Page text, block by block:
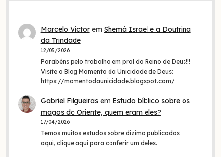
Marcelo Victorem Shemá Israel e a Doutrina
da Trindade
12/05/2026
Parabéns pelo trabalho em prol do Reino de Deus!!!
Visite o Blog Momento da Unicidade de Deus:
https://momentodaunicidade.blogspot.com/
Gabriel Filgueirasem Estudo bíblico sobre os
magos do Oriente, quem eram eles?
17/04/2026
Temos muitos estudos sobre dízimo publicados
aqui, clique aqui para conferir um deles.